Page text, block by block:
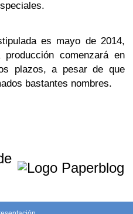
es mayo de 2014,
comenzará en
plazos, a pesar de que
bastantes nombres.